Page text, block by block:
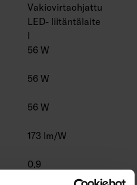
Vakiovirtaohjattu
LED- liitäntälaite
I
56 W
56 W
56 W
173 lm/W
0.9